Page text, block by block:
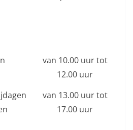
van 10.00 uur tot
12.00 uur
van 13.00 uur tot
17.00 uur